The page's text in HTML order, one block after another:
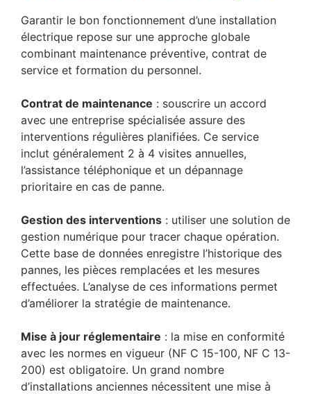
Garantir le bon fonctionnement d’une installation
électrique repose sur une approche globale
combinant maintenance préventive, contrat de
service et formation du personnel.
Contrat de maintenance : souscrire un accord
avec une entreprise spécialisée assure des
interventions régulières planifiées. Ce service
inclut généralement 2 à 4 visites annuelles,
l’assistance téléphonique et un dépannage
prioritaire en cas de panne.
Gestion des interventions : utiliser une solution de
gestion numérique pour tracer chaque opération.
Cette base de données enregistre l’historique des
pannes, les pièces remplacées et les mesures
effectuées. L’analyse de ces informations permet
d’améliorer la stratégie de maintenance.
Mise à jour réglementaire : la mise en conformité
avec les normes en vigueur (NF C 15-100, NF C 13-
200) est obligatoire. Un grand nombre
d’installations anciennes nécessitent une mise à